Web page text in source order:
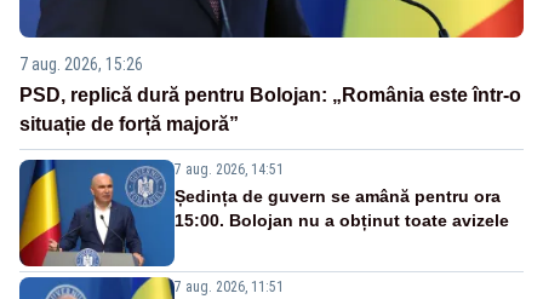
7 aug. 2026, 15:26
PSD, replică dură pentru Bolojan: „România este într-o
situație de forță majoră”
7 aug. 2026, 14:51
Ședința de guvern se amână pentru ora
15:00. Bolojan nu a obținut toate avizele
7 aug. 2026, 11:51